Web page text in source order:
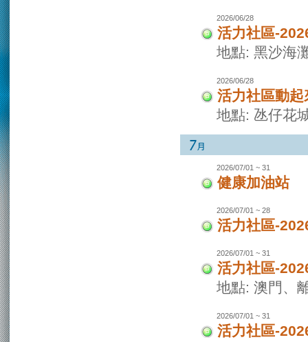
2026/06/28
活力社區-
地點: 黑沙海
2026/06/28
活力社區動
地點: 氹仔花
2026/07/01 ~ 31
健康加油站
2026/07/01 ~ 28
活力社區-
2026/07/01 ~ 31
活力社區-
地點: 澳門、
2026/07/01 ~ 31
活力社區-